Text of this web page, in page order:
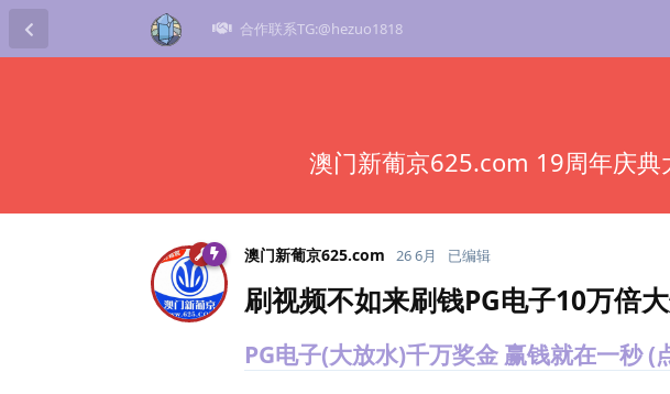
合作联系TG:@hezuo1818
澳门新葡京625.com 19周年庆典
澳门新葡京625.​com 26 6月 已编辑
刷视频不如来刷钱PG电子10万倍
PG电子(大放水)千万奖金 赢钱就在一秒 (